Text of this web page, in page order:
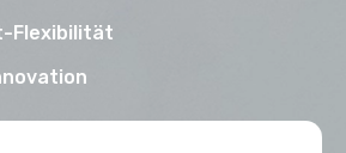
Flexibilität